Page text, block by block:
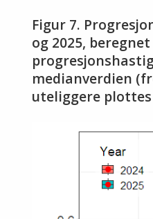
Figur 7.
og 2025,
medianverdien
uteliggere